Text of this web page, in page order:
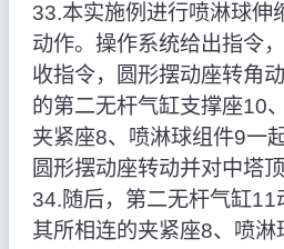
33.本实施例进行喷淋球伸
动作。操作系统给出指令
收指令，圆形摆动座转角
的第二无杆气缸支撑座10
夹紧座8、喷淋球组件9一
圆形摆动座转动并对中塔顶
34.随后，第二无杆气缸11
其所相连的夹紧座8、喷